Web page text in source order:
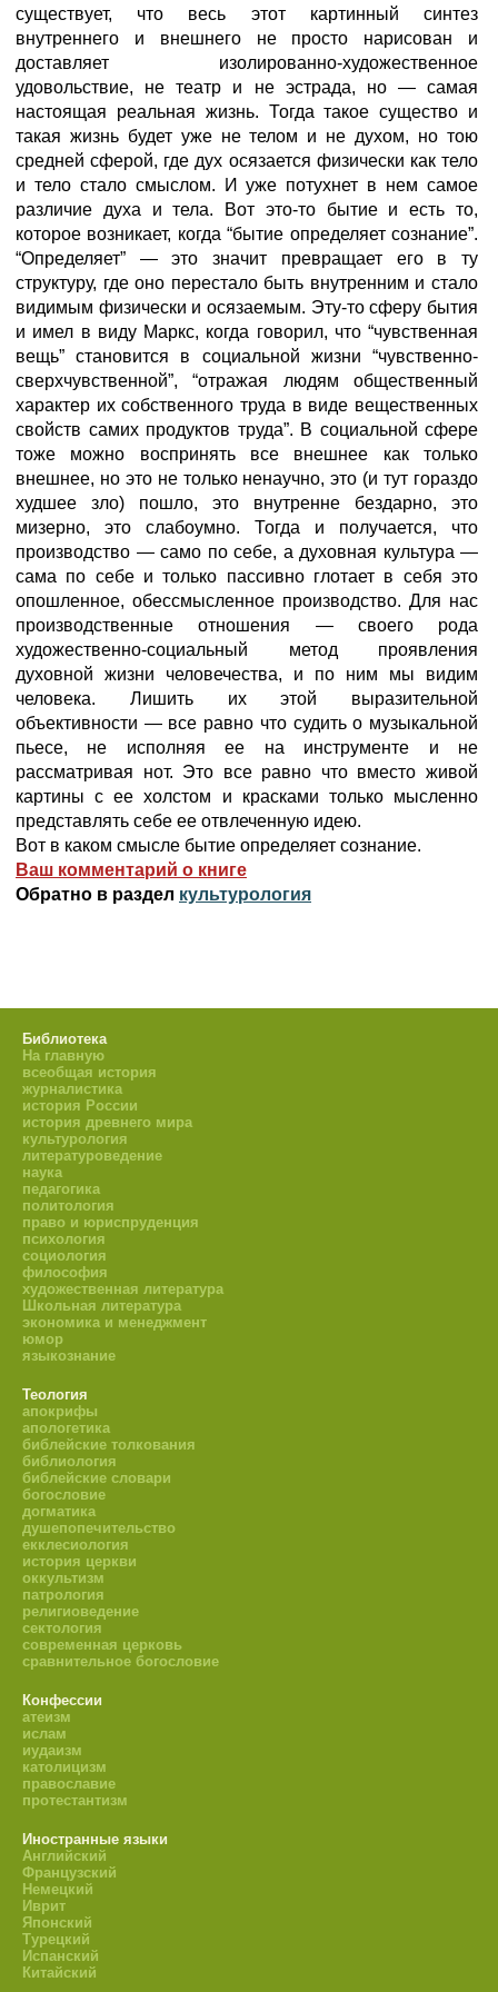
существует, что весь этот картинный синтез
внутреннего и внешнего не просто нарисован и
доставляет изолированно-художественное
удовольствие, не театр и не эстрада, но — самая
настоящая реальная жизнь. Тогда такое существо и
такая жизнь будет уже не телом и не духом, но тою
средней сферой, где дух осязается физически как тело
и тело стало смыслом. И уже потухнет в нем самое
различие духа и тела. Вот это-то бытие и есть то,
которое возникает, когда “бытие определяет сознание”.
“Определяет” — это значит превращает его в ту
структуру, где оно перестало быть внутренним и стало
видимым физически и осязаемым. Эту-то сферу бытия
и имел в виду Маркс, когда говорил, что “чувственная
вещь” становится в социальной жизни “чувственно-
сверхчувственной”, “отражая людям общественный
характер их собственного труда в виде вещественных
свойств самих продуктов труда”. В социальной сфере
тоже можно воспринять все внешнее как только
внешнее, но это не только ненаучно, это (и тут гораздо
худшее зло) пошло, это внутренне бездарно, это
мизерно, это слабоумно. Тогда и получается, что
производство — само по себе, а духовная культура —
сама по себе и только пассивно глотает в себя это
опошленное, обессмысленное производство. Для нас
производственные отношения — своего рода
художественно-социальный метод проявления
духовной жизни человечества, и по ним мы видим
человека. Лишить их этой выразительной
объективности — все равно что судить о музыкальной
пьесе, не исполняя ее на инструменте и не
рассматривая нот. Это все равно что вместо живой
картины с ее холстом и красками только мысленно
представлять себе ее отвлеченную идею.
Вот в каком смысле бытие определяет сознание.
Ваш комментарий о книге
Обратно в раздел культурология
Библиотека
На главную
всеобщая история
журналистика
история России
история древнего мира
культурология
литературоведение
наука
педагогика
политология
право и юриспруденция
психология
социология
философия
художественная литература
Школьная литература
экономика и менеджмент
юмор
языкознание
Теология
апокрифы
апологетика
библейские толкования
библиология
библейские словари
богословие
догматика
душепопечительство
екклесиология
история церкви
оккультизм
патрология
религиоведение
сектология
современная церковь
сравнительное богословие
Конфессии
атеизм
ислам
иудаизм
католицизм
православие
протестантизм
Иностранные языки
Английский
Французский
Немецкий
Иврит
Японский
Турецкий
Испанский
Китайский